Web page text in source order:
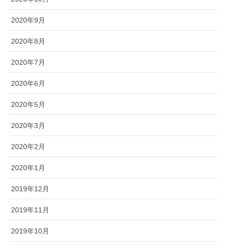
2020年9月
2020年8月
2020年7月
2020年6月
2020年5月
2020年3月
2020年2月
2020年1月
2019年12月
2019年11月
2019年10月